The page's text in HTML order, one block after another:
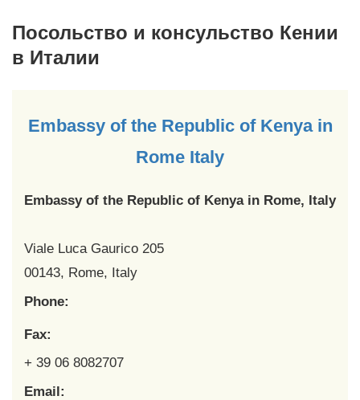
Посольство и консульство Кении
в Италии
Embassy of the Republic of Kenya in
Rome Italy
Embassy of the Republic of Kenya in Rome, Italy
Viale Luca Gaurico 205
00143, Rome, Italy
Phone:
Fax:
+ 39 06 8082707
Email: